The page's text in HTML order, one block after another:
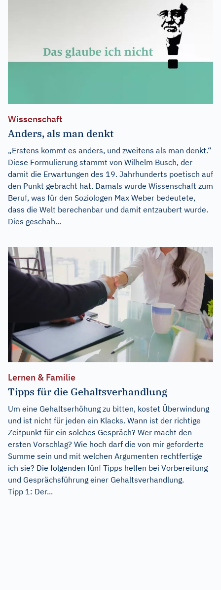
Wissenschaft
Anders, als man denkt
„Erstens kommt es anders, und zweitens als man denkt.“
Diese Formulierung stammt von Wilhelm Busch, der
damit die Erwartungen des 19. Jahrhunderts poetisch auf
den Punkt gebracht hat. Damals wurde Wissenschaft zum
Beruf, was für den Soziologen Max Weber bedeutete,
dass die Welt berechenbar und damit entzaubert wurde.
Dies geschah...
Lernen & Familie
Tipps für die Gehaltsverhandlung
Um eine Gehaltserhöhung zu bitten, kostet Überwindung
und ist nicht für jeden ein Klacks. Wann ist der richtige
Zeitpunkt für ein solches Gespräch? Wer macht den
ersten Vorschlag? Wie hoch darf die von mir geforderte
Summe sein und mit welchen Argumenten rechtfertige
ich sie? Die folgenden fünf Tipps helfen bei Vorbereitung
und Gesprächsführung einer Gehaltsverhandlung.
Tipp 1: Der...